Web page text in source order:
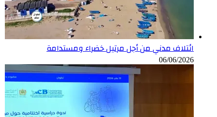
ائتلاف مدني من أجل مرتيل خضراء ومستدامة
06/06/2026